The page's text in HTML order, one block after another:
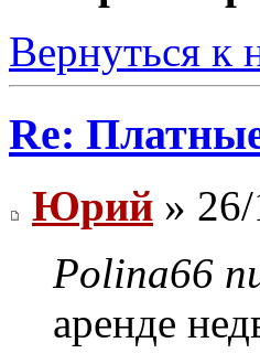
Вернуться к
Re:
Юрий »
Polina66
аренде